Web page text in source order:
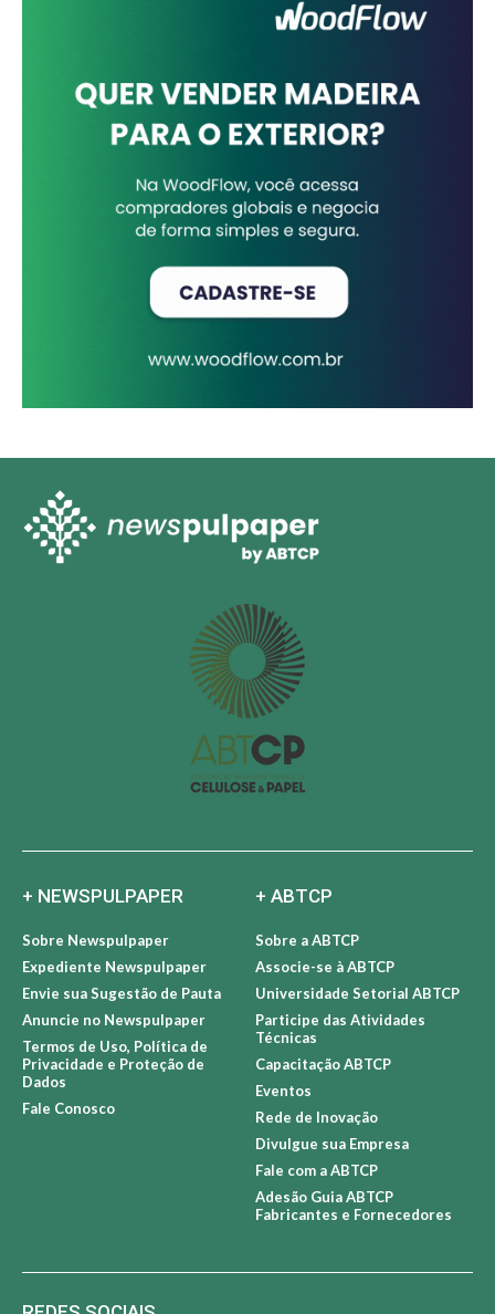
+ NEWSPULPAPER
Sobre Newspulpaper
Expediente Newspulpaper
Envie sua Sugestão de Pauta
Anuncie no Newspulpaper
Termos de Uso, Política de
Privacidade e Proteção de
Dados
Fale Conosco
+ ABTCP
Sobre a ABTCP
Associe-se à ABTCP
Universidade Setorial ABTCP
Participe das Atividades
Técnicas
Capacitação ABTCP
Eventos
Rede de Inovação
Divulgue sua Empresa
Fale com a ABTCP
Adesão Guia ABTCP
Fabricantes e Fornecedores